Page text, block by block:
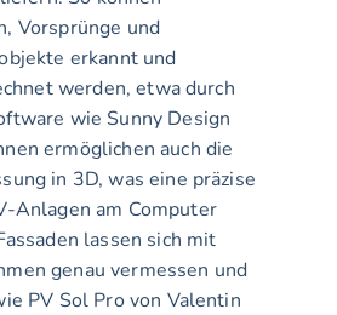
Vorsprünge und
erkannt und
werden, etwa durch
wie Sunny Design
ermöglichen auch die
in 3D, was eine präzise
Anlagen am Computer
lassen sich mit
genau vermessen und
PV Sol Pro von Valentin